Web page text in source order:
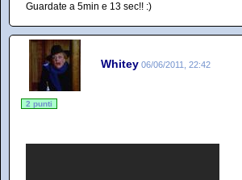
Guardate a 5min e 13 sec!! :)
Whitey 06/06/2011, 22:42
2 punti